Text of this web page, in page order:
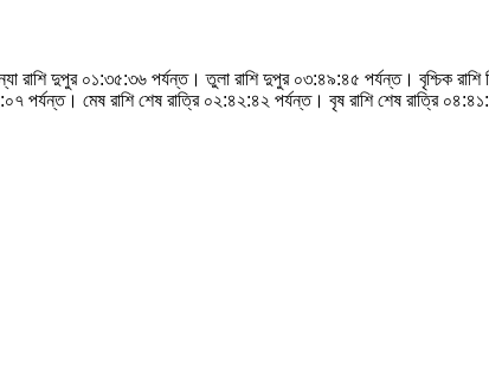
দুপুর ০১:৩৫:৩৬ পর্যন্ত। তুলা রাশি দুপুর ০৩:৪৯:৪৫ পর্যন্ত। বৃশ্চিক রাশি
পর্যন্ত। মেষ রাশি শেষ রাত্রি ০২:৪২:৪২ পর্যন্ত। বৃষ রাশি শেষ রাত্রি